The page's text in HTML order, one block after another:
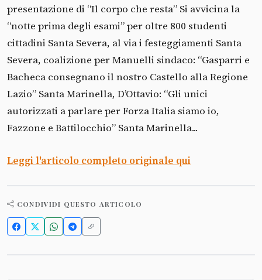
presentazione di “Il corpo che resta” Si avvicina la
“notte prima degli esami” per oltre 800 studenti
cittadini Santa Severa, al via i festeggiamenti Santa
Severa, coalizione per Manuelli sindaco: “Gasparri e
Bacheca consegnano il nostro Castello alla Regione
Lazio” Santa Marinella, D’Ottavio: “Gli unici
autorizzati a parlare per Forza Italia siamo io,
Fazzone e Battilocchio” Santa Marinella...
Leggi l'articolo completo originale qui
CONDIVIDI QUESTO ARTICOLO